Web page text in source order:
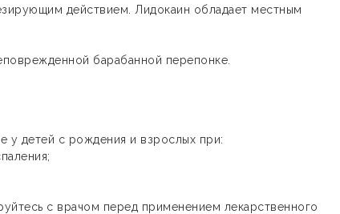
действием. Лидокаин обладает местным
барабанной перепонке.
у детей с рождения и взрослых при:
с врачом перед применением лекарственного